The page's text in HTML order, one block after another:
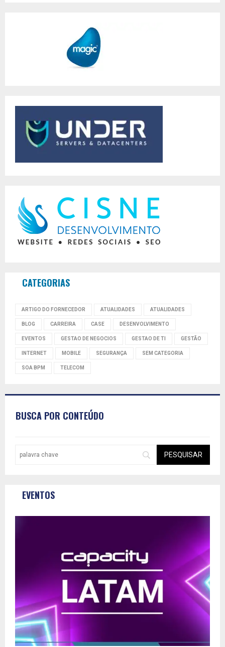
CATEGORIAS
ARTIGO DO FORNECEDOR ATUALIDADES ATUALIDADES
BLOG CARREIRA CASE DESENVOLVIMENTO
EVENTOS GESTAO DE NEGOCIOS GESTAO DE TI GESTÃO
INTERNET MOBILE SEGURANÇA SEM CATEGORIA
SOA BPM TELECOM
BUSCA POR CONTEÚDO
EVENTOS